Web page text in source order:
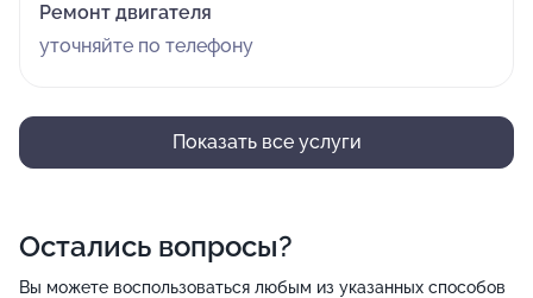
Ремонт двигателя
уточняйте по телефону
Показать все услуги
Остались вопросы?
Вы можете воспользоваться любым из указанных способов